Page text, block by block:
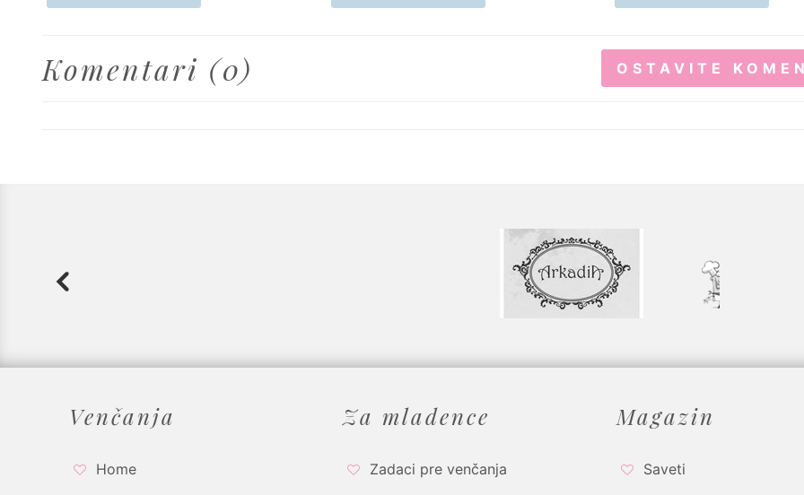
Komentari (0) OSTAVITE
Venčanja
Home
Za mladence
Zadaci pre venčanja
Magazin
Saveti